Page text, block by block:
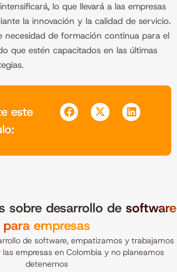
lo que llevará a las empresas
la innovación y la calidad de servicio.
necesidad de formación continua para el
que estén capacitados en las últimas
este
sobre desarrollo de software
para empresas
de software, empatizamos y trabajamos
empresas en Colombia y no planeamos
detenernos